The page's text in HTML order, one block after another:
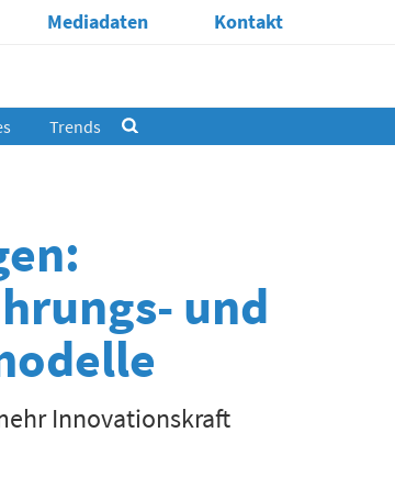
Mediadaten Kontakt
Trends
und
Innovationskraft